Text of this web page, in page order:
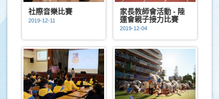
社際音樂比賽
2019-12-11
家長教師會活動 - 陸
運會親子接力比賽
2019-12-04